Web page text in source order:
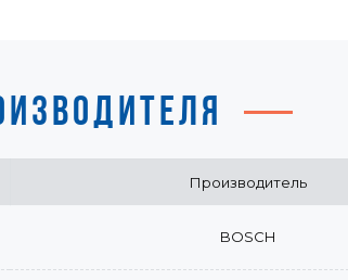
Производитель
BOSCH